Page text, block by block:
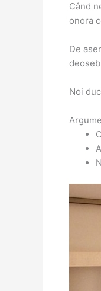
Când
onora
De
Noi